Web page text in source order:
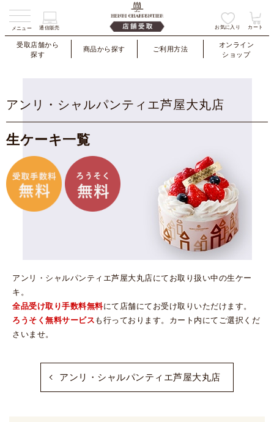
メニュー 通信販売 お気に入り カート
受取店舗から
探す
商品から探す ご利用方法
オンライン
ショップ
アンリ・シャルパンティエ芦屋大丸店
生ケーキ一覧
アンリ・シャルパンティエ芦屋大丸店にてお取り扱い中の生ケー
キ。
全品受け取り手数料無料にて店舗にてお受け取りいただけます。
ろうそく無料サービス も行っております。カート内にてご選択くだ
さいませ。
アンリ・シャルパンティエ芦屋大丸店